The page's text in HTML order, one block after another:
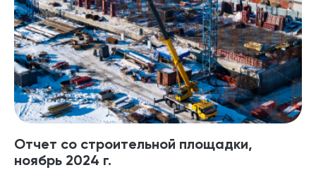
Отчет со строительной площадки,
ноябрь 2024 г.